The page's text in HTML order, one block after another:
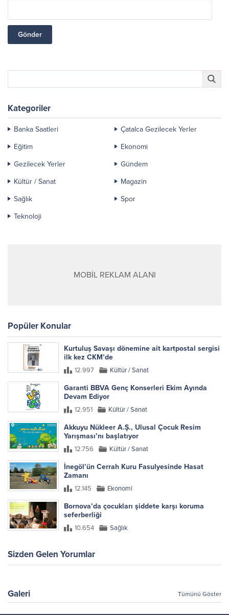
Kategoriler
Banka Saatleri
Çatalca Gezilecek Yerler
Eğitim
Ekonomi
Gezilecek Yerler
Gündem
Kültür / Sanat
Magazin
Sağlık
Spor
Teknoloji
MOBİL REKLAM ALANI
Popüler Konular
Kurtuluş Savaşı dönemine ait kartpostal sergisi
ilk kez CKM’de
12.997 Kültür / Sanat
Garanti BBVA Genç Konserleri Ekim Ayında
Devam Ediyor
12.951 Kültür / Sanat
Akkuyu Nükleer A.Ş., Ulusal Çocuk Resim
Yarışması’nı başlatıyor
12.756 Kültür / Sanat
İnegöl’ün Cerrah Kuru Fasulyesinde Hasat
Zamanı
12.145 Ekonomi
Bornova’da çocukları şiddete karşı koruma
seferberliği
10.654 Sağlık
Sizden Gelen Yorumlar
Galeri Tümünü Göster